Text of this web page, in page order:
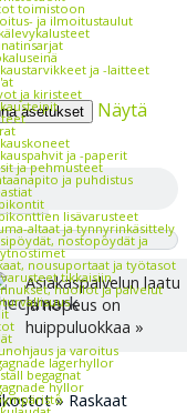
asetukset
Näytä
toimistoon
ja ilmoitustaulut
ja -laitteet
ja kiristeet
ja -paperit
ja pehmusteet
ja puhdistus
lisävarusteet
altaat ja tynnyrinkäsittely
nostopöydät ja
nousuportaat ja työtasot
tikkaisiin
huollot ja palvelut
ja varoitus
lagerhyllor
begagnat
hyllor
Asiakaspalvelun laatu
ja nopeus on
huippuluokkaa »
» Raskaat